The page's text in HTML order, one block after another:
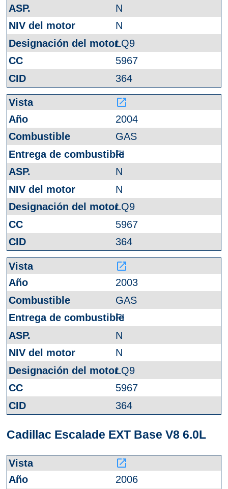
N
N
LQ9
5967
364
launch
2004
GAS
FI
N
N
LQ9
5967
364
launch
2003
GAS
FI
N
N
LQ9
5967
364
Cadillac Escalade EXT Base V8 6.0L
launch
2006